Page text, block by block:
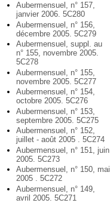
Aubermensuel, n° 157,
janvier 2006. 5C280
Aubermensuel, n° 156,
décembre 2005. 5C279
Aubermensuel, suppl. au
n° 155, novembre 2005.
5C278
Aubermensuel, n° 155,
novembre 2005. 5C277
Aubermensuel, n° 154,
octobre 2005. 5C276
Aubermensuel, n° 153,
septembre 2005. 5C275
Aubermensuel, n° 152,
juillet - août 2005 . 5C274
Aubermensuel, n° 151, juin
2005. 5C273
Aubermensuel, n° 150, mai
2005 . 5C272
Aubermensuel, n° 149,
avril 2005. 5C271